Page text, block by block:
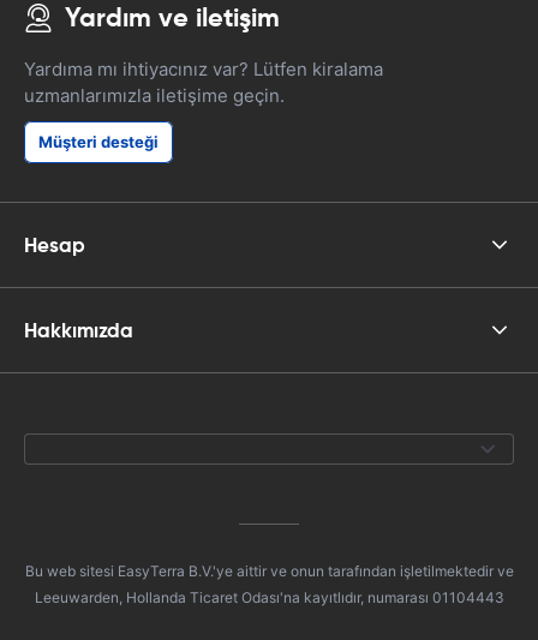
Yardım ve iletişim
Yardıma mı ihtiyacınız var? Lütfen kiralama
uzmanlarımızla iletişime geçin.
Müşteri desteği
Hesap
Hakkımızda
Bu web sitesi EasyTerra B.V.'ye aittir ve onun tarafından işletilmektedir ve
Leeuwarden, Hollanda Ticaret Odası'na kayıtlıdır, numarası 01104443